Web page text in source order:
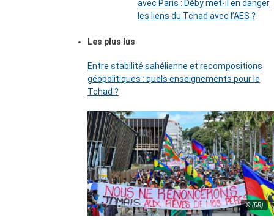
avec Paris : Déby met-il en danger
les liens du Tchad avec l’AES ?
Les plus lus
Entre stabilité sahélienne et recompositions
géopolitiques : quels enseignements pour le
Tchad ?
© (DR)